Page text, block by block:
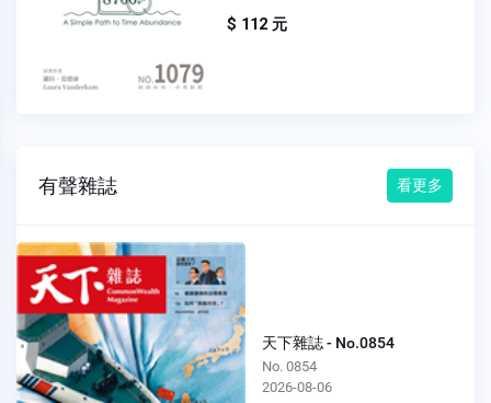
$ 112 元
有聲雜誌 看更多
天下雜誌 - No.0854
No. 0854
2026-08-06